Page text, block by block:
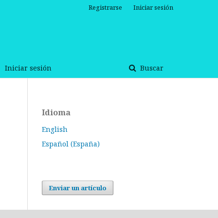
Iniciar sesión Buscar
Registrarse Iniciar sesión
Idioma
English
Español (España)
Enviar un artículo